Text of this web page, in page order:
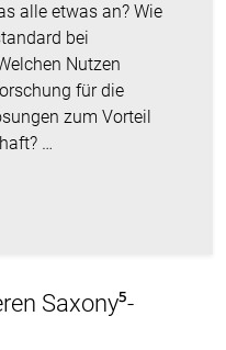
alle etwas an? Wie
bei
Nutzen
für die
zum Vorteil
…
Saxony⁵-